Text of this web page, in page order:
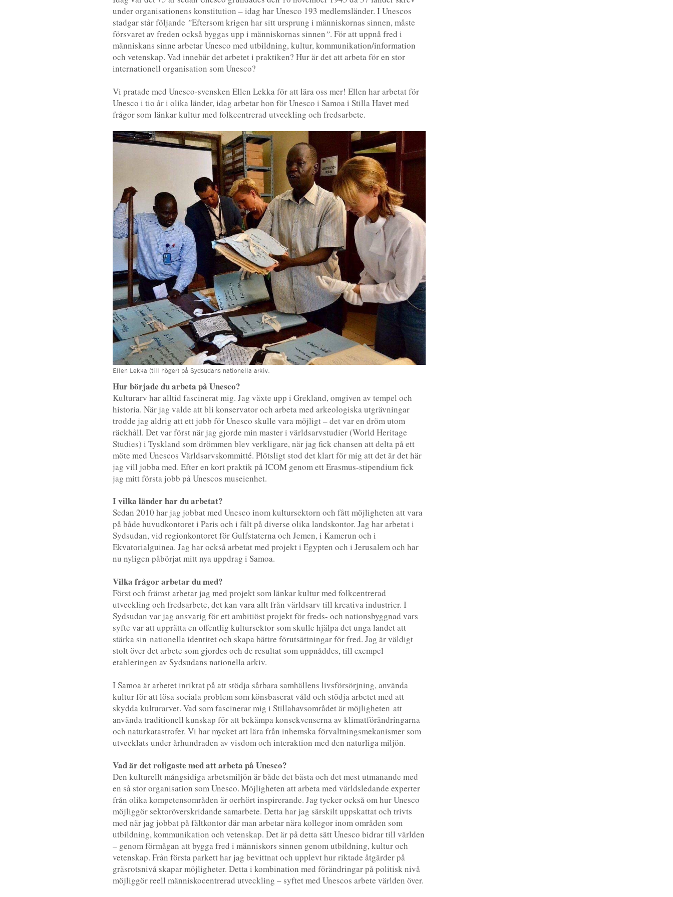
under organisationens konstitution – idag har Unesco 193 medlemsländer. I Unescos
stadgar står följande ”Eftersom krigen har sitt ursprung i människornas sinnen, måste
försvaret av freden också byggas upp i människornas sinnen”. För att uppnå fred i
människans sinne arbetar Unesco med utbildning, kultur, kommunikation/information
och vetenskap. Vad innebär det arbetet i praktiken? Hur är det att arbeta för en stor
internationell organisation som Unesco?
Vi pratade med Unesco-svensken Ellen Lekka för att lära oss mer! Ellen har arbetat för
Unesco i tio år i olika länder, idag arbetar hon för Unesco i Samoa i Stilla Havet med
frågor som länkar kultur med folkcentrerad utveckling och fredsarbete.
Ellen Lekka (till höger) på Sydsudans nationella arkiv.
Hur började du arbeta på Unesco?
Kulturarv har alltid fascinerat mig. Jag växte upp i Grekland, omgiven av tempel och
historia. När jag valde att bli konservator och arbeta med arkeologiska utgrävningar
trodde jag aldrig att ett jobb för Unesco skulle vara möjligt – det var en dröm utom
räckhåll. Det var först när jag gjorde min master i världsarvstudier (World Heritage
Studies) i Tyskland som drömmen blev verkligare, när jag fick chansen att delta på ett
möte med Unescos Världsarvskommitté. Plötsligt stod det klart för mig att det är det här
jag vill jobba med. Efter en kort praktik på ICOM genom ett Erasmus-stipendium fick
jag mitt första jobb på Unescos museienhet.
I vilka länder har du arbetat?
Sedan 2010 har jag jobbat med Unesco inom kultursektorn och fått möjligheten att vara
på både huvudkontoret i Paris och i fält på diverse olika landskontor. Jag har arbetat i
Sydsudan, vid regionkontoret för Gulfstaterna och Jemen, i Kamerun och i
Ekvatorialguinea. Jag har också arbetat med projekt i Egypten och i Jerusalem och har
nu nyligen påbörjat mitt nya uppdrag i Samoa.
Vilka frågor arbetar du med?
Först och främst arbetar jag med projekt som länkar kultur med folkcentrerad
utveckling och fredsarbete, det kan vara allt från världsarv till kreativa industrier. I
Sydsudan var jag ansvarig för ett ambitiöst projekt för freds- och nationsbyggnad vars
syfte var att upprätta en offentlig kultursektor som skulle hjälpa det unga landet att
stärka sin nationella identitet och skapa bättre förutsättningar för fred. Jag är väldigt
stolt över det arbete som gjordes och de resultat som uppnåddes, till exempel
etableringen av Sydsudans nationella arkiv.
I Samoa är arbetet inriktat på att stödja sårbara samhällens livsförsörjning, använda
kultur för att lösa sociala problem som könsbaserat våld och stödja arbetet med att
skydda kulturarvet. Vad som fascinerar mig i Stillahavsområdet är möjligheten att
använda traditionell kunskap för att bekämpa konsekvenserna av klimatförändringarna
och naturkatastrofer. Vi har mycket att lära från inhemska förvaltningsmekanismer som
utvecklats under århundraden av visdom och interaktion med den naturliga miljön.
Vad är det roligaste med att arbeta på Unesco?
Den kulturellt mångsidiga arbetsmiljön är både det bästa och det mest utmanande med
en så stor organisation som Unesco. Möjligheten att arbeta med världsledande experter
från olika kompetensområden är oerhört inspirerande. Jag tycker också om hur Unesco
möjliggör sektoröverskridande samarbete. Detta har jag särskilt uppskattat och trivts
med när jag jobbat på fältkontor där man arbetar nära kollegor inom områden som
utbildning, kommunikation och vetenskap. Det är på detta sätt Unesco bidrar till världen
– genom förmågan att bygga fred i människors sinnen genom utbildning, kultur och
vetenskap. Från första parkett har jag bevittnat och upplevt hur riktade åtgärder på
gräsrotsnivå skapar möjligheter. Detta i kombination med förändringar på politisk nivå
möjliggör reell människocentrerad utveckling – syftet med Unescos arbete världen över.